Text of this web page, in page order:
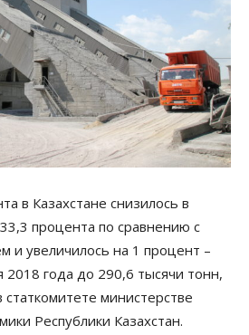
в Казахстане снизилось в
процента по сравнению с
увеличилось на 1 процент –
2018 года до 290,6 тысячи тонн,
министерстве
Республики Казахстан.